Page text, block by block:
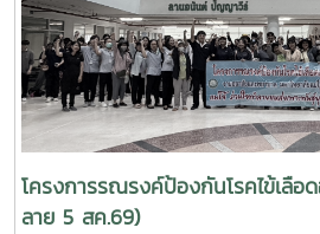
โครงการรณรงค์ป้องกันโรคไข้เลือ
ลาย 5 สค.69)